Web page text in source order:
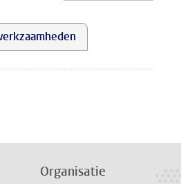
WhatsApp
via Mastodon
Organisatie